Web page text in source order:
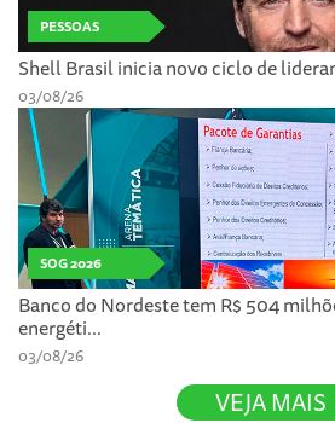
PESSOAS
Shell Brasil inicia novo ciclo de
03/08/26
SOG 2026
Banco do Nordeste tem R$ 504
energéti...
03/08/26
VEJA MAIS